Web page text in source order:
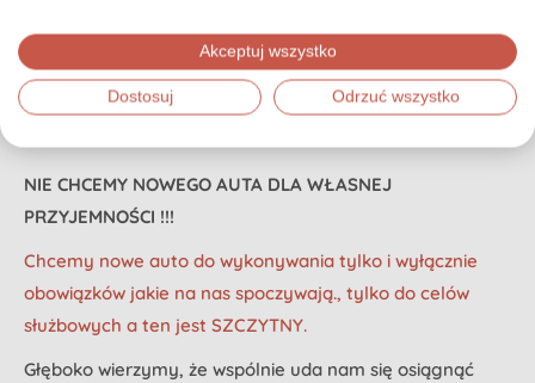
NIE CHCEMY NOWEGO AUTA DLA WŁASNEJ
PRZYJEMNOŚCI !!!
Chcemy nowe auto do wykonywania tylko i wyłącznie
obowiązków jakie na nas spoczywają., tylko do celów
służbowych a ten jest SZCZYTNY.
Głęboko wierzymy, że wspólnie uda nam się osiągnąć
Akceptuj wszystko
Dostosuj Odrzuć wszystko